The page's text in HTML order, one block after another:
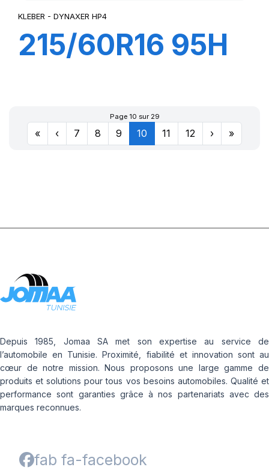
KLEBER - DYNAXER HP4
215/60R16 95H
Page 10 sur 29
« ‹ 7 8 9 10 11 12 › »
Depuis 1985, Jomaa SA met son expertise au service de
l’automobile en Tunisie. Proximité, fiabilité et innovation sont au
cœur de notre mission. Nous proposons une large gamme de
produits et solutions pour tous vos besoins automobiles. Qualité et
performance sont garanties grâce à nos partenariats avec des
marques reconnues.
fab fa-facebook